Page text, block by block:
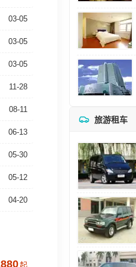
03-05
03-05
03-05
11-28
08-11
06-13
05-30
05-12
04-20
起
旅游租车